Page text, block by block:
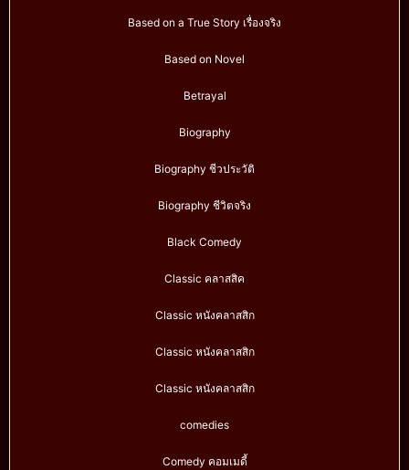
Based on a True Story เรื่องจริง
Based on Novel
Betrayal
Biography
Biography ชีวประวัติ
Biography ชีวิตจริง
Black Comedy
Classic คลาสสิค
Classic หนังคลาสสิก
Classic หนังคลาสสิก
Classic หนังคลาสสิก
comedies
Comedy คอมเมดี้